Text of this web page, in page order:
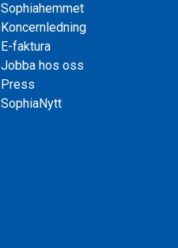
Sophiahemmet
Koncernledning
E-faktura
Jobba hos oss
Press
SophiaNytt